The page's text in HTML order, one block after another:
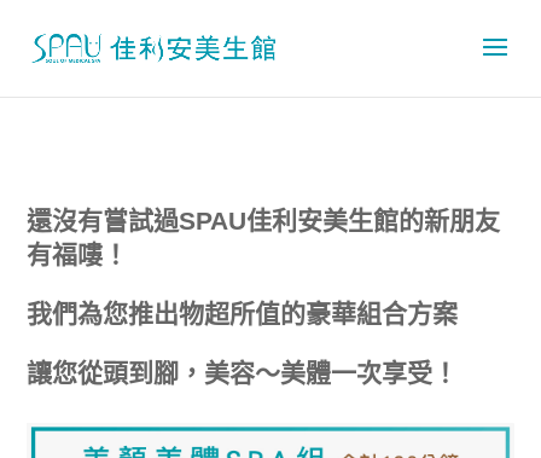
還沒有嘗試過SPAU佳利安美生館的新朋友
有福嘍！
我們為您推出物超所值的豪華組合方案
讓您從頭到腳，美容～美體一次享受！